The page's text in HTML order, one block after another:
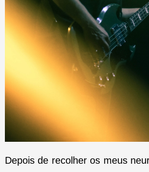
Depois de recolher os meus